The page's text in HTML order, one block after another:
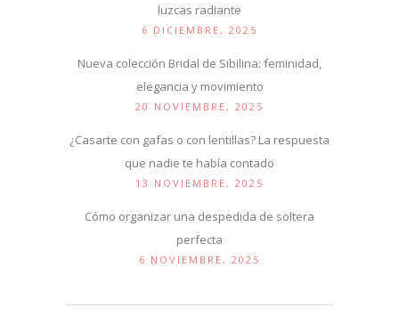
luzcas radiante
6 DICIEMBRE, 2025
Nueva colección Bridal de Sibilina: feminidad,
elegancia y movimiento
20 NOVIEMBRE, 2025
¿Casarte con gafas o con lentillas? La respuesta
que nadie te había contado
13 NOVIEMBRE, 2025
Cómo organizar una despedida de soltera
perfecta
6 NOVIEMBRE, 2025